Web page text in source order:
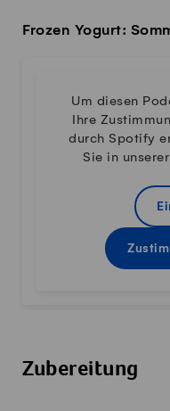
Frozen Yogurt:
Um diesen
Ihre
durch Spotify
Sie in unserer
Zubereitung